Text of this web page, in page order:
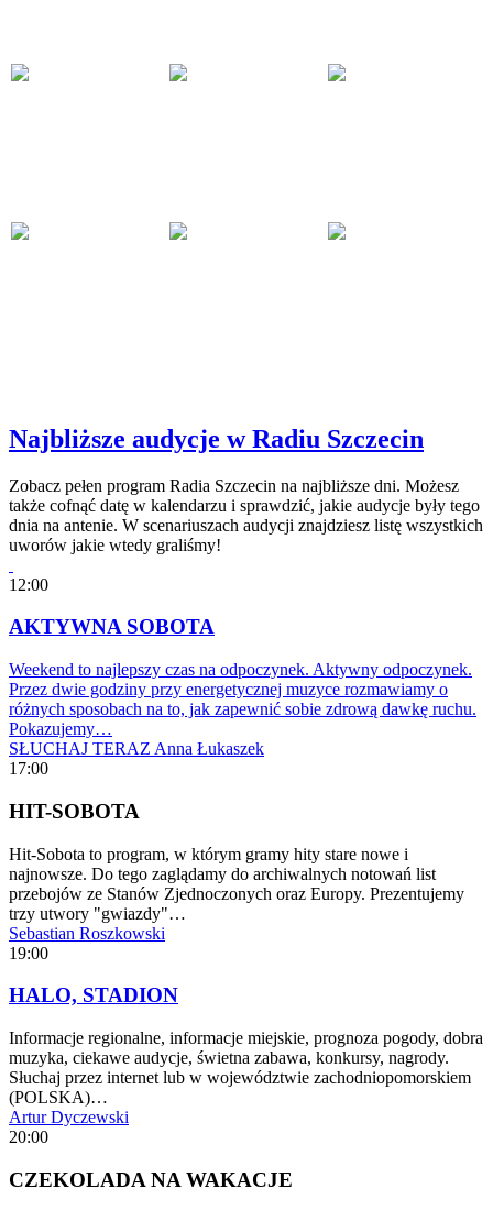
Najbliższe audycje w Radiu Szczecin
Zobacz pełen program Radia Szczecin na najbliższe dni. Możesz
także cofnąć datę w kalendarzu i sprawdzić, jakie audycje były tego
dnia na antenie. W scenariuszach audycji znajdziesz listę wszystkich
uworów jakie wtedy graliśmy!
12:00
AKTYWNA SOBOTA
Weekend to najlepszy czas na odpoczynek. Aktywny odpoczynek.
Przez dwie godziny przy energetycznej muzyce rozmawiamy o
różnych sposobach na to, jak zapewnić sobie zdrową dawkę ruchu.
Pokazujemy…
SŁUCHAJ TERAZ Anna Łukaszek
17:00
HIT-SOBOTA
Hit-Sobota to program, w którym gramy hity stare nowe i
najnowsze. Do tego zaglądamy do archiwalnych notowań list
przebojów ze Stanów Zjednoczonych oraz Europy. Prezentujemy
trzy utwory "gwiazdy"…
Sebastian Roszkowski
19:00
HALO, STADION
Informacje regionalne, informacje miejskie, prognoza pogody, dobra
muzyka, ciekawe audycje, świetna zabawa, konkursy, nagrody.
Słuchaj przez internet lub w województwie zachodniopomorskiem
(POLSKA)…
Artur Dyczewski
20:00
CZEKOLADA NA WAKACJE